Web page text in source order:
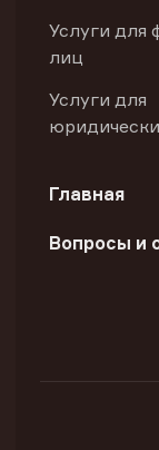
Услуги для
лиц
Услуги для
Главная
Вопросы и